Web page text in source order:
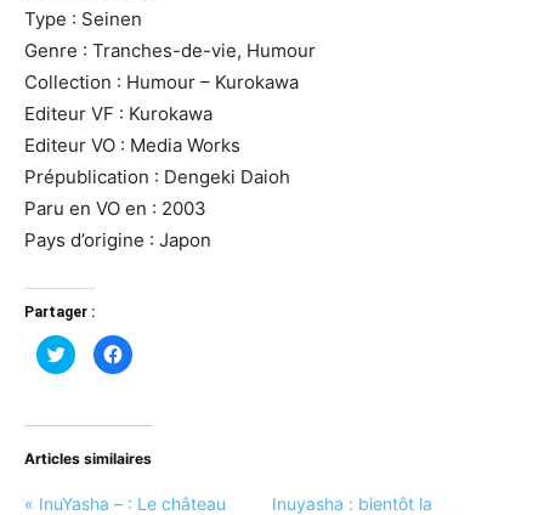
Type : Seinen
Genre : Tranches-de-vie, Humour
Collection : Humour – Kurokawa
Editeur VF : Kurokawa
Editeur VO : Media Works
Prépublication : Dengeki Daioh
Paru en VO en : 2003
Pays d’origine : Japon
Partager :
Cliquez
pour
partager
dans
nouvelle
fenêtre)
Cliquez
pour
dans
nouvelle
fenêtre)
Articles similaires
« InuYasha – : Le château
Inuyasha : bientôt la